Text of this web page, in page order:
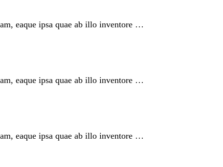
eaque ipsa quae ab illo inventore …
eaque ipsa quae ab illo inventore …
eaque ipsa quae ab illo inventore …